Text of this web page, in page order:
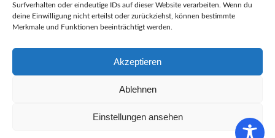
Surfverhalten oder eindeutige IDs auf dieser Website verarbeiten. Wenn du
deine Einwilligung nicht erteilst oder zurückziehst, können bestimmte
Merkmale und Funktionen beeinträchtigt werden.
Akzeptieren
Ablehnen
Einstellungen ansehen
LANDESVERBAND SACHSEN
LANDESVERBAND
SACHSEN | DIEBASIS
BASISDEMOKRATISCHE PARTEI DEUTSCHLAND –